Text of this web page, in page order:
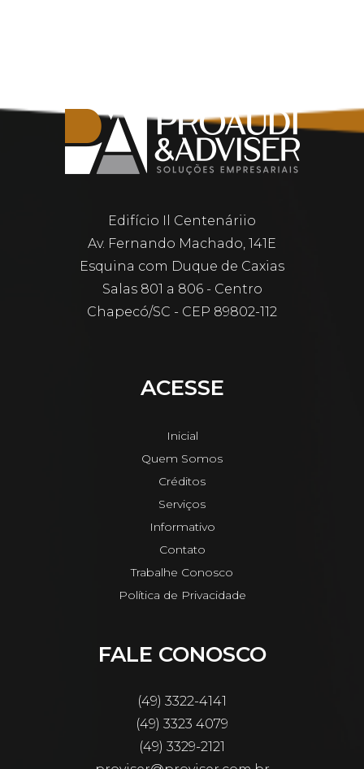
Edifício Il Centenáriio
Av. Fernando Machado, 141E
Esquina com Duque de Caxias
Salas 801 a 806 - Centro
Chapecó/SC - CEP 89802-112
ACESSE
Inicial
Quem Somos
Créditos
Serviços
Informativo
Contato
Trabalhe Conosco
Política de Privacidade
FALE CONOSCO
(49) 3322-4141
(49) 3323 4079
(49) 3329-2121